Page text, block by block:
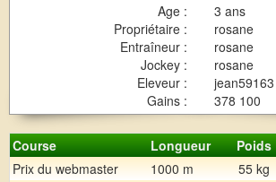
Age :
3 ans
Propriétaire :
rosane
Entraîneur :
rosane
Jockey :
rosane
Eleveur :
jean59163
Gains :
378 100
Course Longueur Poids
Prix du webmaster
1000 m 55 kg